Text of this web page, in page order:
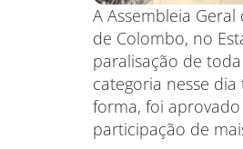
A Assembleia
de Colombo, no
paralisação de
categoria nesse
forma, foi
participação de